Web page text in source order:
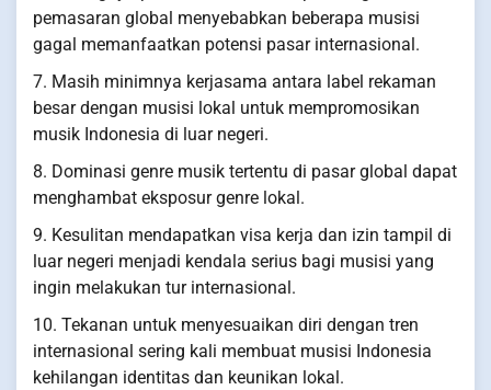
pemasaran global menyebabkan beberapa musisi
gagal memanfaatkan potensi pasar internasional.
7. Masih minimnya kerjasama antara label rekaman
besar dengan musisi lokal untuk mempromosikan
musik Indonesia di luar negeri.
8. Dominasi genre musik tertentu di pasar global dapat
menghambat eksposur genre lokal.
9. Kesulitan mendapatkan visa kerja dan izin tampil di
luar negeri menjadi kendala serius bagi musisi yang
ingin melakukan tur internasional.
10. Tekanan untuk menyesuaikan diri dengan tren
internasional sering kali membuat musisi Indonesia
kehilangan identitas dan keunikan lokal.